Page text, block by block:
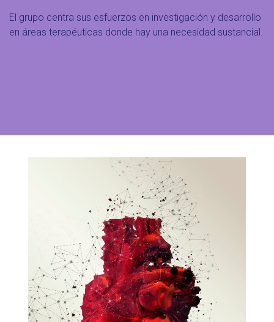
El grupo centra sus esfuerzos en investigación y desarrollo
en áreas terapéuticas donde hay una necesidad sustancial.